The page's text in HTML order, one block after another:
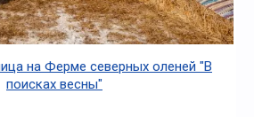
на Ферме северных оленей "В
поисках весны"